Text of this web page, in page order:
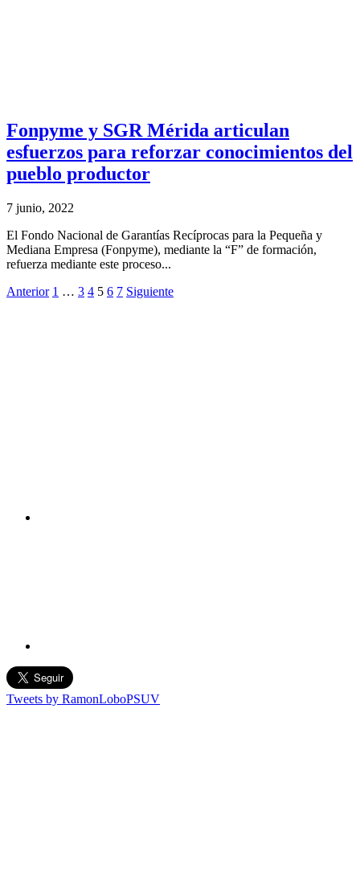
Fonpyme y SGR Mérida articulan
esfuerzos para reforzar conocimientos del
pueblo productor
7 junio, 2022
El Fondo Nacional de Garantías Recíprocas para la Pequeña y
Mediana Empresa (Fonpyme), mediante la “F” de formación,
refuerza mediante este proceso...
Anterior 1 … 3 4 5 6 7 Siguiente
Tweets by RamonLoboPSUV